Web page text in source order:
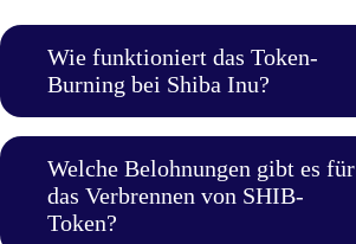
Wie funktioniert das Token-
Burning bei Shiba Inu?
Welche Belohnungen gibt es für
das Verbrennen von SHIB-
Token?